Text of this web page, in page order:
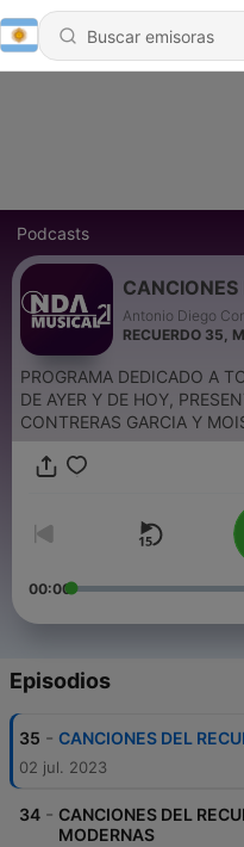
Podcasts
CANCIONES
Antonio Diego
RECUERDO 35,
PROGRAMA DEDICADO A
DE AYER Y DE HOY,
CONTRERAS GARCIA Y
00:00
Episodios
35 - CANCIONES DEL
02 jul. 2023
34 - CANCIONES DEL
MODERNAS